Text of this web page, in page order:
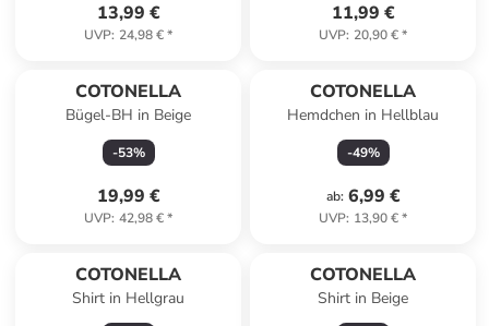
13,99 €
UVP: 24,98 €*
11,99 €
UVP: 20,90 €*
COTONELLA
Bügel-BH in Beige
-53%
19,99 €
UVP: 42,98 €*
COTONELLA
Hemdchen in Hellblau
-49%
ab: 6,99 €
UVP: 13,90 €*
COTONELLA
Shirt in Hellgrau
COTONELLA
Shirt in Beige